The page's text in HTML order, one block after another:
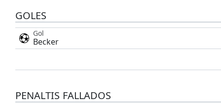
GOLES
Gol
Becker
PENALTIS FALLADOS